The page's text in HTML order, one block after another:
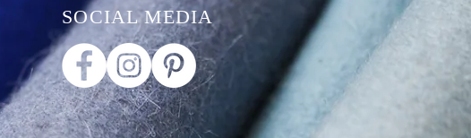
SOCIAL MEDIA